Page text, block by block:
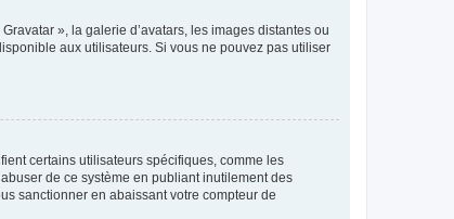
», la galerie d’avatars, les images distantes ou
aux utilisateurs. Si vous ne pouvez pas utiliser
certains utilisateurs spécifiques, comme les
de ce système en publiant inutilement des
sanctionner en abaissant votre compteur de